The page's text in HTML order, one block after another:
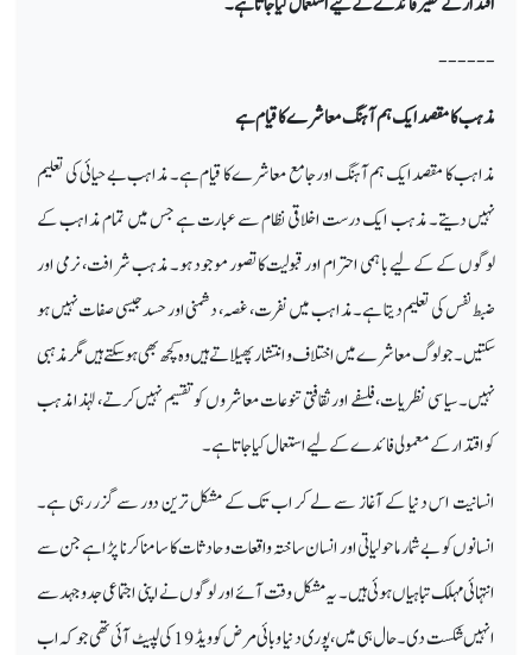
------
مذہب کا مقصد ایک ہم آہنگ معاشرے کا قیام ہے
مذاہب کا مقصد ایک ہم آہنگ اور جامع معاشرے کا قیام ہے۔ مذاہب بے حیائی کی تعلیم
نہیں دیتے۔ مذہب ایک درست اخلاقی نظام سے عبارت ہے جس میں تمام مذاہب کے
لوگوں کے کے لیے باہمی احترام اور قبولیت کا تصور موجود ہو۔ مذہب شرافت، نرمی اور
ضبط نفس کی تعلیم دیتا ہے۔ مذاہب میں نفرت، غصہ، دشمنی اور حسد جیسی صفات نہیں ہو
سکتیں۔ جو لوگ معاشرے میں اختلاف و انتشار پھیلاتے ہیں وہ کچھ بھی ہو سکتے ہیں مگر مذہبی
نہیں۔ سیاسی نظریات، فلسفے اور ثقافتی تنوعات معاشروں کو تقسیم نہیں کرتے، لہٰذا مذہب
کو اقتدار کے معمولی فائدے کے لیے استعمال کیا جاتا ہے۔
انسانیت اس دنیا کے آغاز سے لے کر اب تک کے مشکل ترین دور سے گزر رہی ہے۔
انسانوں کو بے شمار ماحولیاتی اور انسان ساختہ واقعات و حادثات کا سامنا کرنا پڑا ہے جن سے
انتہائی مہلک تباہیاں ہوئی ہیں۔ یہ مشکل وقت آئے اور لوگوں نے اپنی اجتماعی جدو جہد سے
انہیں شکست دی۔ حال ہی میں، پوری دنیا وبائی مرض کوویڈ 19 کی لپیٹ آئی تھی جو کہ اب